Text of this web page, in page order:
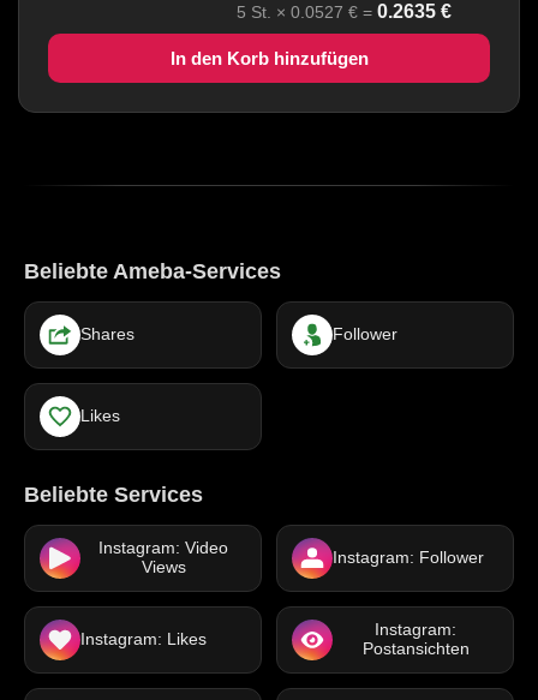
5 St. × 0.0527 € = 0.2635 €
In den Korb hinzufügen
Beliebte Ameba-Services
Shares Follower
Likes
Beliebte Services
Instagram: Video
Views
Instagram: Follower
Instagram: Likes
Instagram:
Postansichten